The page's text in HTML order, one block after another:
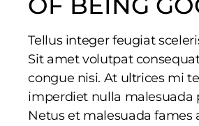
Tellus integer feugiat
Sit amet volutpat
congue nisi. At ultrices mi
imperdiet nulla malesuada
Netus et malesuada fames